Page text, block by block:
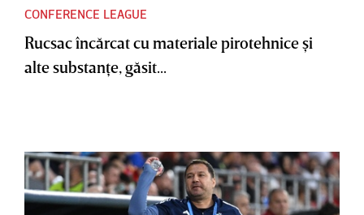
CONFERENCE LEAGUE
Rucsac încărcat cu materiale pirotehnice şi
alte substanţe, găsit...